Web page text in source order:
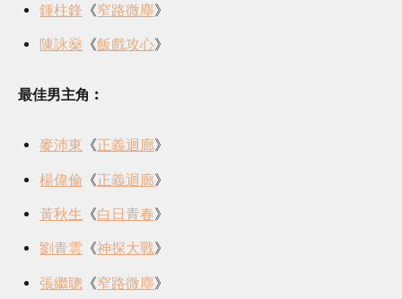
鍾柱鋒 《窄路微塵》
陳詠燊 《飯戲攻心》
最佳男主角︰
麥沛東 《正義迴廊》
楊偉倫 《正義迴廊》
黃秋生 《白日青春》
劉青雲 《神探大戰》
張繼聰 《窄路微塵》